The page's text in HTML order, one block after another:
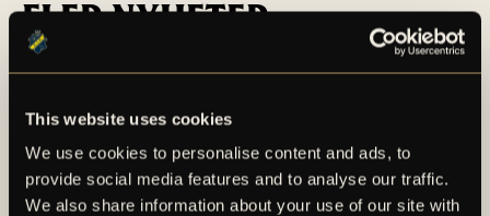
This website uses cookies
We use cookies to personalise content and ads, to
provide social media features and to analyse our traffic.
We also share information about your use of our site with
FLER NYHETER